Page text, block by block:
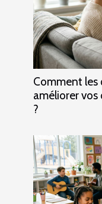
Comment les
améliorer vos
?